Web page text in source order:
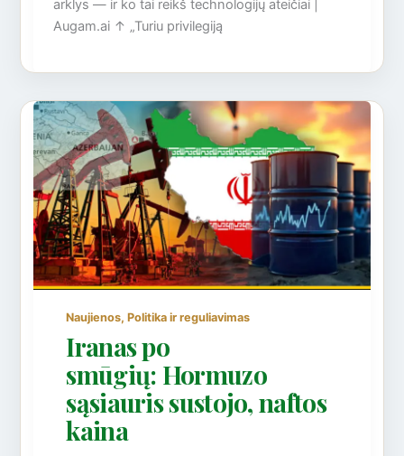
arklys — ir ko tai reikš technologijų ateičiai |
Augam.ai ↑ „Turiu privilegiją
Naujienos,Politika ir reguliavimas
Iranas po
smūgių: Hormuzo
sąsiauris sustojo, naftos
kaina